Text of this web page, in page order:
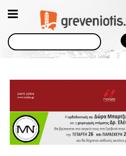
Αναζήτηση